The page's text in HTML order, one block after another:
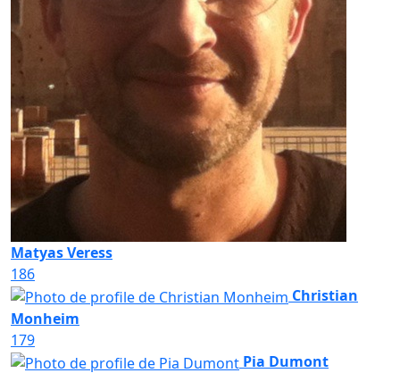
Matyas Veress
186
Christian
Monheim
179
Pia Dumont